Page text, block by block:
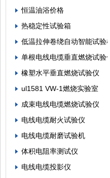
恒温油浴价格
热稳定性试验箱
低温拉伸卷绕自动智能试验机
单根电线电缆垂直燃烧试验仪
橡塑水平垂直燃烧试验仪
ul1581 VW-1燃烧实验室
成束电线电缆燃烧试验仪
电线电缆耐火试验仪
电线电缆耐磨试验机
体积电阻率测试仪
电线电缆投影仪